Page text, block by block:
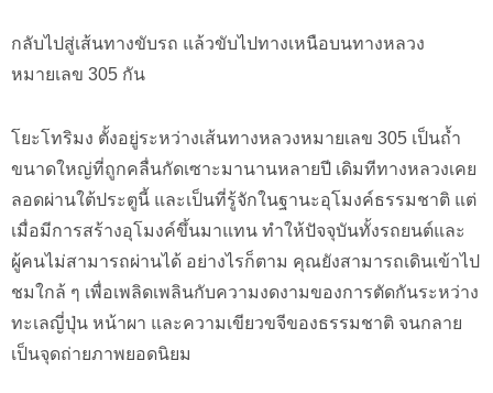
กลับไปสู่เส้นทางขับรถ แล้วขับไปทางเหนือบนทางหลวง
หมายเลข 305 กัน
โยะโทริมง ตั้งอยู่ระหว่างเส้นทางหลวงหมายเลข 305 เป็นถ้ำ
ขนาดใหญ่ที่ถูกคลื่นกัดเซาะมานานหลายปี เดิมทีทางหลวงเคย
ลอดผ่านใต้ประตูนี้ และเป็นที่รู้จักในฐานะอุโมงค์ธรรมชาติ แต่
เมื่อมีการสร้างอุโมงค์ขึ้นมาแทน ทำให้ปัจจุบันทั้งรถยนต์และ
ผู้คนไม่สามารถผ่านได้ อย่างไรก็ตาม คุณยังสามารถเดินเข้าไป
ชมใกล้ ๆ เพื่อเพลิดเพลินกับความงดงามของการตัดกันระหว่าง
ทะเลญี่ปุ่น หน้าผา และความเขียวขจีของธรรมชาติ จนกลาย
เป็นจุดถ่ายภาพยอดนิยม